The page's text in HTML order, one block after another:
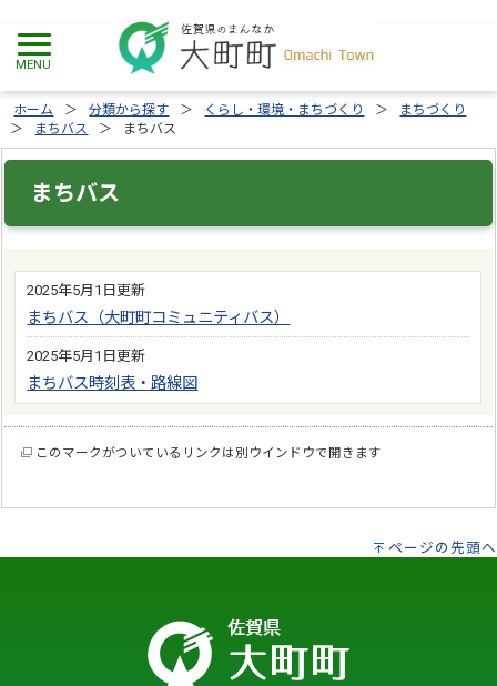
ホーム 分類から探す くらし・環境・まちづくり
まちづくり
まちバス
まちバス
まちバス
2025年5月1日更新
まちバス（大町町コミュニティバス）
2025年5月1日更新
まちバス時刻表・路線図
このマークがついているリンクは別ウインドウで開きます
ページの先頭へ